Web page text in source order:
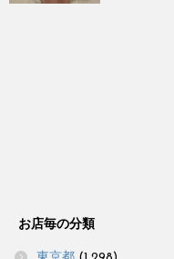
お店毎の分類